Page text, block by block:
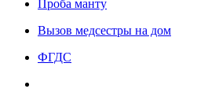
Проба манту
Вызов медсестры на дом
ФГДС